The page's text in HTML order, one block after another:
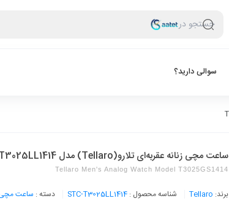
جستجو در
سوالی دارید؟
ساعت مچی زنانه عقربه‌ای تلارو(Tellaro) مدل T3025LL1414
Tellaro Men's Analog Watch Model T3025GS1414
برند: Tellaro شناسه محصول : STC-T3025LL1414 دسته : ساعت